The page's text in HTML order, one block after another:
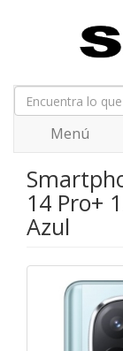
Menú
14 Pro+
Azul